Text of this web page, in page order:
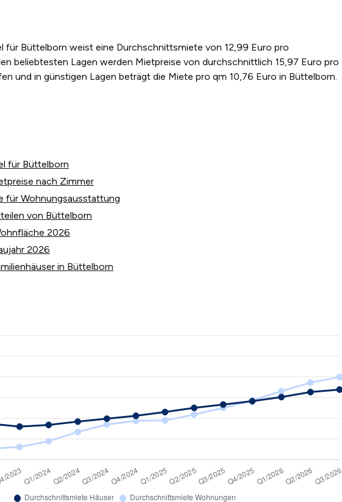
für Büttelborn weist eine Durchschnittsmiete von 12,99 Euro pro
beliebtesten Lagen werden Mietpreise von durchschnittlich 15,97 Euro pro
und in günstigen Lagen beträgt die Miete pro qm 10,76 Euro in Büttelborn.
für Büttelborn
nach Zimmer
für Wohnungsausstattung
von Büttelborn
2026
2026
in Büttelborn